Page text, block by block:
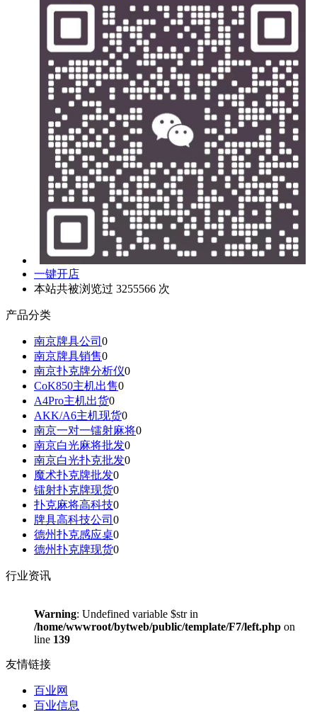
一键开店
本站共被浏览过 3255566 次
产品分类
南京牌具公司 0
南京牌具销售0
南京扑克牌分析仪0
CoK850主机出售0
A4Pro主机出货0
AKK/A6主机现货0
南京一对一镭射麻将0
南京白光麻将批发0
南京白光扑克批发0
魔术扑克牌批发0
镭射扑克牌现货0
扑克麻将高科技0
牌具高科技公司 0
德州扑克感应桌0
德州扑克牌现货0
行业资讯
Warning: Undefined variable $str in
/home/wwwroot/bytweb/public/template/F7/left.php on
line 139
友情链接
百业网
百业信息